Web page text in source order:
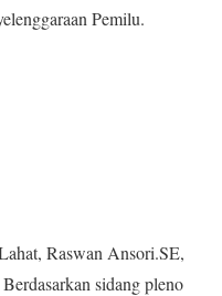
Pemilu.
Raswan Ansori.SE,
sidang pleno